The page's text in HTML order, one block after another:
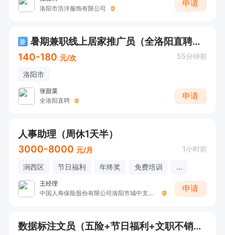
洛阳市浩洋服饰有限公司
申请
兼
暑期兼职线上居家推广员（全洛阳直聘官方）
140-180 元/次 55分钟前
洛阳市
张甜菜
全洛阳直聘
申请
人事助理（周休1天半）
3000-8000 元/月 1小时前
涧西区 节日福利 年终奖 免费培训 ...
王经理
中国人寿保险股份有限公司洛阳市城中支公司Y
申请
数据标注文员（五险+节日福利+文职不销售）